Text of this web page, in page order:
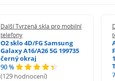
Další Tvrzená skla pro mobilní
telefony
O2 sklo 4D/FG Samsung
Galaxy A16/A26 5G 199735
černý okraj
90 %
(129 hodnocení)